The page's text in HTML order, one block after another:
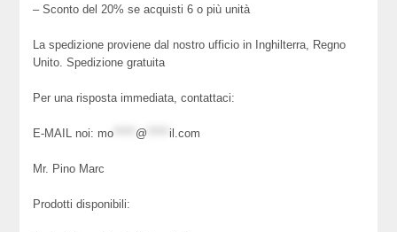
– Sconto del 20% se acquisti 6 o più unità
La spedizione proviene dal nostro ufficio in Inghilterra, Regno
Unito. Spedizione gratuita
Per una risposta immediata, contattaci:
E-MAIL noi: mo @ il.com
Mr. Pino Marc
Prodotti disponibili: